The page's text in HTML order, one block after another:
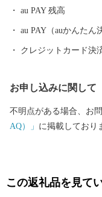
au PAY 残高
au PAY（auかんたん
クレジットカード決
お申し込みに関して
不明点がある場合、お
AQ）」 に掲載しており
この返礼品を見て